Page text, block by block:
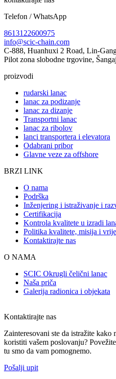
Telefon / WhatsApp
8613122600975
info@scic-chain.com
C-888, Huanhuxi 2 Road, Lin-
Pilot zona slobodne trgovine,
proizvodi
rudarski lanac
lanac za podizanje
lanac za dizanje
Transportni lanac
lanac za ribolov
lanci transportera i elevatora
Odabrani pribor
Glavne veze za offshore
BRZI LINK
O nama
Podrška
Inženjering i istraživanje i
Certifikacija
Kontrola kvalitete u izradi
Politika kvalitete, misija i
Kontaktirajte nas
O NAMA
SCIC Okrugli čelični lanac
Naša priča
Galerija radionica i objekata
Kontaktirajte nas
Zainteresovani ste da istražite
koristiti vašem poslovanju?
tu smo da vam pomognemo.
Pošalji upit